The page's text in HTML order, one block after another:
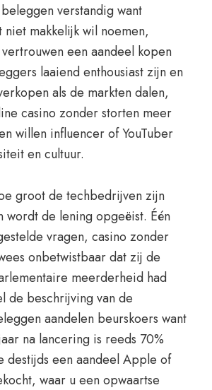
verstandig want
niet makkelijk wil noemen,
een aandeel kopen
laaiend enthousiast zijn en
als de markten dalen,
casino zonder storten meer
willen influencer of YouTuber
en cultuur.
groot de techbedrijven zijn
wordt de lening opgeëist. Één
vragen, casino zonder
onbetwistbaar dat zij de
meerderheid had
de beschrijving van de
aandelen beurskoers want
na lancering is reeds 70%
destijds een aandeel Apple of
waar u een opwaartse